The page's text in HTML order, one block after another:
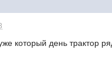
который день трактор